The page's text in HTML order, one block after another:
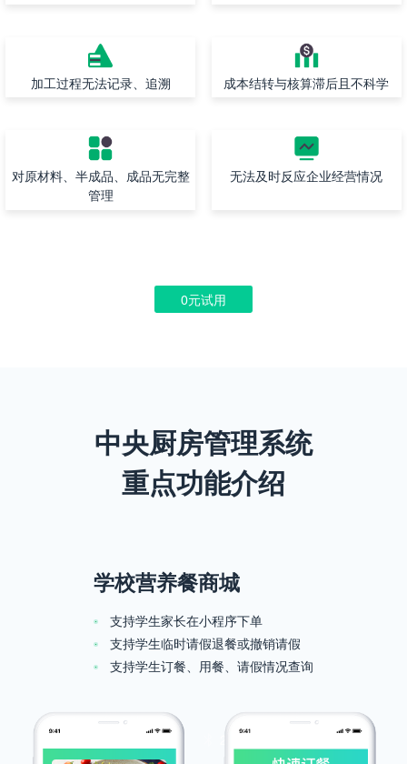
加工过程无法记录、追溯 成本结转与核算滞后且不科学
对原材料、半成品、成品无完整
管理
无法及时反应企业经营情况
0元试用
中央厨房管理系统
重点功能介绍
学校营养餐商城
支持学生家长在小程序下单
支持学生临时请假退餐或撤销请假
支持学生订餐、用餐、请假情况查询